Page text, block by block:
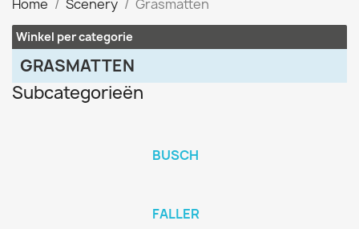
Home Scenery Grasmatten
Winkel per categorie
GRASMATTEN
Subcategorieën
BUSCH
FALLER